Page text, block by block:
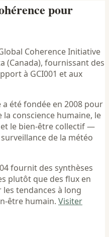
pour
Coherence Initiative
(Canada), fournissant des
à GCI001 et aux
été fondée en 2008 pour
conscience humaine, le
le bien-être collectif —
de la météo
fournit des synthèses
plutôt que des flux en
tendances à long
être humain. Visiter